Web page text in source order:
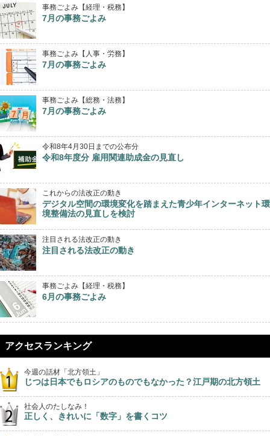
事務ごよみ【経理・税務】
7月の事務ごよみ
事務ごよみ【人事・労務】
7月の事務ごよみ
事務ごよみ【総務・法務】
7月の事務ごよみ
令和8年4月30日までの公布分
令和8年度分 雇用関連助成金の見直し
これからの法改正の動き
デジタル空間の環境変化を踏まえた青少年インターネット環
境整備法の見直しを検討
注目される法改正の動き
注目される法改正の動き
事務ごよみ【経理・税務】
6月の事務ごよみ
アクセスランキング
今週の話材「北方領土」
じつは日本でもロシアのものでもなかった？江戸期の北方領土
社会人のたしなみ！
正しく、きれいに「数字」を書くコツ